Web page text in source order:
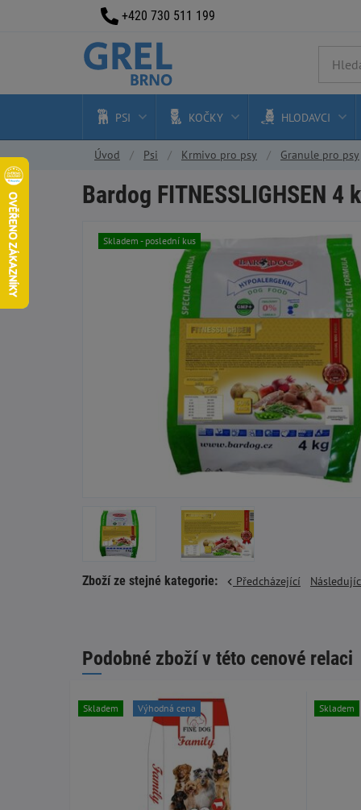
PSI KOČKY HLODAVCI
Úvod Psi Krmivo pro psy Granule pro psy
Bardog FITNESSLIGHSEN
Skladem - poslední kus
Zboží ze stejné kategorie: Předcházející
Podobné zboží v této cenové relaci
Skladem Výhodná cena Skladem
+420 730 511 199